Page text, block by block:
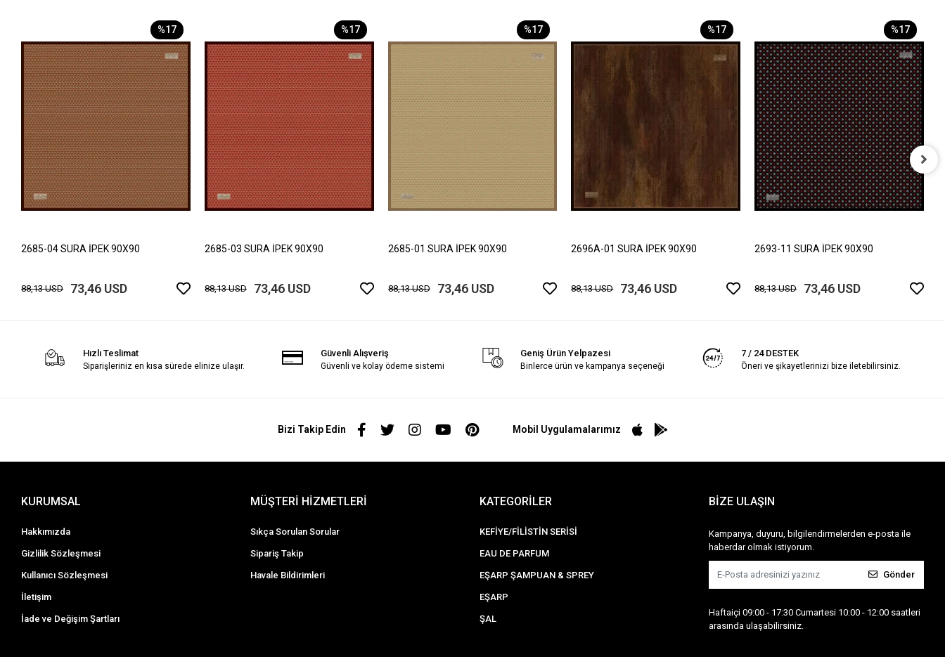
%17
2685-04 SURA İPEK 90X90
88,13 USD 73,46 USD
%17
2685-03 SURA İPEK 90X90
88,13 USD 73,46 USD
%17
2685-01 SURA İPEK 90X90
88,13 USD 73,46 USD
%17
2696A-01 SURA İPEK 90X90
88,13 USD 73,46 USD
%17
2693-11 SURA İPEK 90X90
88,13 USD 73,46 USD
Hızlı Teslimat
Siparişleriniz en kısa sürede elinize ulaşır.
Güvenli Alışveriş
Güvenli ve kolay ödeme sistemi
Geniş Ürün Yelpazesi
Binlerce ürün ve kampanya seçeneği
7 / 24 DESTEK
Öneri ve şikayetlerinizi bize iletebilirsiniz.
Bizi Takip Edin Mobil Uygulamalarımız
KURUMSAL
Hakkımızda
Gizlilik Sözleşmesi
Kullanıcı Sözleşmesi
İletişim
İade ve Değişim Şartları
MÜŞTERİ HİZMETLERİ
Sıkça Sorulan Sorular
Sipariş Takip
Havale Bildirimleri
KATEGORİLER
KEFİYE/FİLİSTİN SERİSİ
EAU DE PARFUM
EŞARP ŞAMPUAN & SPREY
EŞARP
ŞAL
BİZE ULAŞIN
Kampanya, duyuru, bilgilendirmelerden e-posta ile
haberdar olmak istiyorum.
Gönder
Haftaiçi 09:00 - 17:30 Cumartesi 10:00 - 12:00 saatleri
arasında ulaşabilirsiniz.